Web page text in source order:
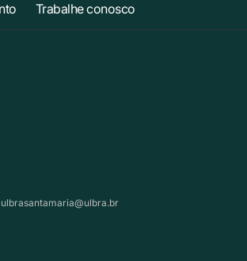
Trabalhe conosco
ulbrasantamaria@ulbra.br